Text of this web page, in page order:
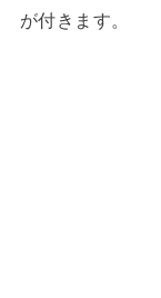
が付きます。